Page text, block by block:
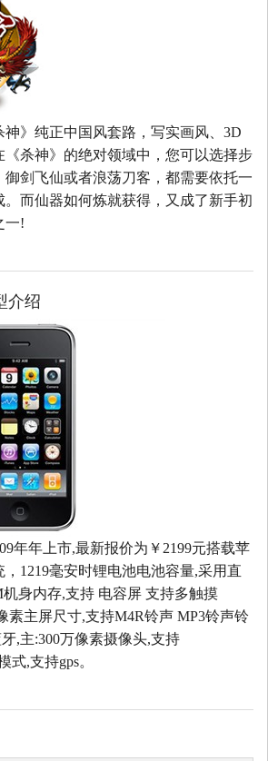
》纯正中国风套路，写实画风、3D
《杀神》的绝对领域中，您可以选择步
御剑飞仙或者浪荡刀客，都需要依托一
而仙器如何炼就获得，又成了新手初
一!
介绍
年年上市,最新报价为￥2199元搭载苹
，1219毫安时锂电池电池容量,采用直
身内存,支持 电容屏 支持多触摸
素主屏尺寸,支持M4R铃声 MP3铃声铃
,主:300万像素摄像头,支持
式,支持gps。